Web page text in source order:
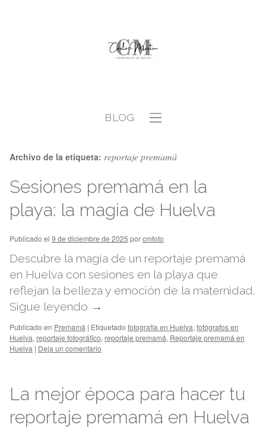
BLOG
Archivo de la etiqueta: reportaje premamá
Sesiones premamá en la
playa: la magia de Huelva
Publicado el 9 de diciembre de 2025 porcmfoto
Descubre la magia de un reportaje premamá
en Huelva con sesiones en la playa que
reflejan la belleza y emoción de la maternidad.
Sigue leyendo →
Publicado en Premamá | Etiquetado fotografía en Huelva, fotógrafos en
Huelva, reportaje fotográfico, reportaje premamá, Reportaje premamá en
Huelva | Deja un comentario
La mejor época para hacer tu
reportaje premamá en Huelva